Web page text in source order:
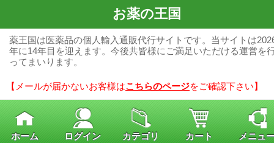
お薬の王国
薬王国は医薬品の個人輸入通販代行サイトです。当サイトは
年に14年目を迎えます。今後共皆様にご満足いただける運営を
ってまいります。
【メールが届かないお客様はこちらのページをご確認下さい】
ホーム ログイン カテゴリ カート メニュ